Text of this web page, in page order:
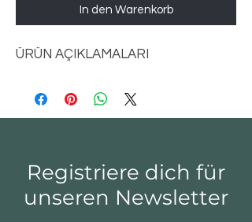
In den Warenkorb
ÜRÜN AÇIKLAMALARI
Registriere dich für
unseren Newsletter